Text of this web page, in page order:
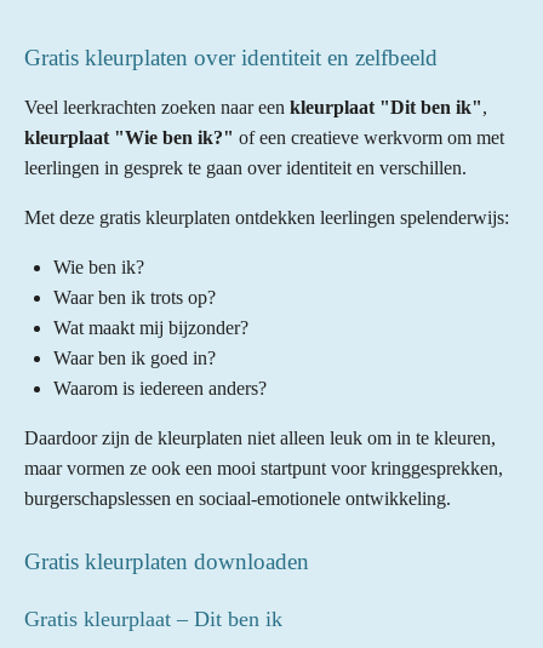
Gratis kleurplaten over identiteit en zelfbeeld
Veel leerkrachten zoeken naar een kleurplaat "Dit ben ik",
kleurplaat "Wie ben ik?" of een creatieve werkvorm om met
leerlingen in gesprek te gaan over identiteit en verschillen.
Met deze gratis kleurplaten ontdekken leerlingen spelenderwijs:
Wie ben ik?
Waar ben ik trots op?
Wat maakt mij bijzonder?
Waar ben ik goed in?
Waarom is iedereen anders?
Daardoor zijn de kleurplaten niet alleen leuk om in te kleuren,
maar vormen ze ook een mooi startpunt voor kringgesprekken,
burgerschapslessen en sociaal-emotionele ontwikkeling.
Gratis kleurplaten downloaden
Gratis kleurplaat – Dit ben ik